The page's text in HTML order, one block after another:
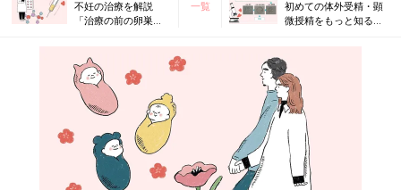
不妊の治療を解説
「治療の前の卵巣刺
てなにをする？【専
門家監修】
一覧
初めての体外受精・顕
微授精をもっと知るた